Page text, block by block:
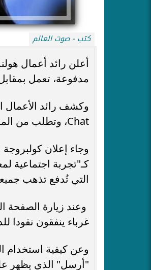
كتب - صوت العالم
أعلن رائد أعمال
مدفوعة، تعمل
Chat، وتطلب من المستخدم دفع بنس أو ما يعادل 0.01 دولار، لقاء كل حرف يقوم بكتابته.
وجاء إعلان كولبروجة
كـ"تجربة اجتماعية
التي تُدفع تذهب
وعند زيارة الصفحة
غرباء ينفقون
وعن كيفية استخدام
"أرسل" الذي يظهر